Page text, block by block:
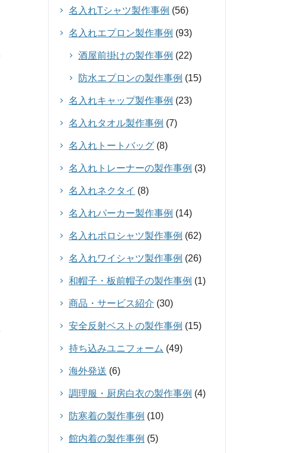
名入れTシャツ製作事例 (56)
名入れエプロン製作事例 (93)
酒屋前掛けの製作事例 (22)
防水エプロンの製作事例 (15)
名入れキャップ製作事例 (23)
名入れタオル製作事例 (7)
名入れトートバッグ (8)
名入れトレーナーの製作事例 (3)
名入れネクタイ (8)
名入れパーカー製作事例 (14)
名入れポロシャツ製作事例 (62)
名入れワイシャツ製作事例 (26)
和帽子・板前帽子の製作事例 (1)
商品・サービス紹介 (30)
安全反射ベストの製作事例 (15)
持ち込みユニフォーム (49)
海外発送 (6)
調理服・厨房白衣の製作事例 (4)
防寒着の製作事例 (10)
館内着の製作事例 (5)